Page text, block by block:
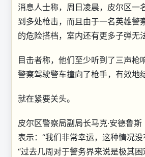
消息人士称，周日凌晨，皮尔区一
到多处枪击，而且由于一名英雄警
的危险搭档，室内还有更多子弹无
目击者称，他们至少听到了三声枪
警察驾驶警车撞向了枪手，有效地
就在紧要关头。
皮尔区警察局副局长马克·安德鲁
表示：“我们非常幸运，这种情况
“过去几周对于警务界来说是极其